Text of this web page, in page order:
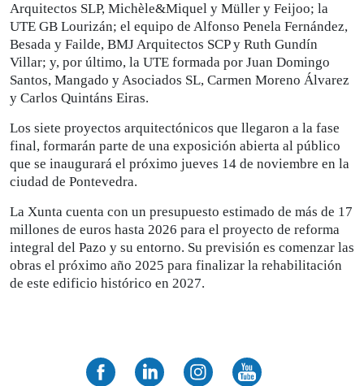
Arquitectos SLP, Michèle&Miquel y Müller y Feijoo; la
UTE GB Lourizán; el equipo de Alfonso Penela Fernández,
Besada y Failde, BMJ Arquitectos SCP y Ruth Gundín
Villar; y, por último, la UTE formada por Juan Domingo
Santos, Mangado y Asociados SL, Carmen Moreno Álvarez
y Carlos Quintáns Eiras.
Los siete proyectos arquitectónicos que llegaron a la fase
final, formarán parte de una exposición abierta al público
que se inaugurará el próximo jueves 14 de noviembre en la
ciudad de Pontevedra.
La Xunta cuenta con un presupuesto estimado de más de 17
millones de euros hasta 2026 para el proyecto de reforma
integral del Pazo y su entorno. Su previsión es comenzar las
obras el próximo año 2025 para finalizar la rehabilitación
de este edificio histórico en 2027.